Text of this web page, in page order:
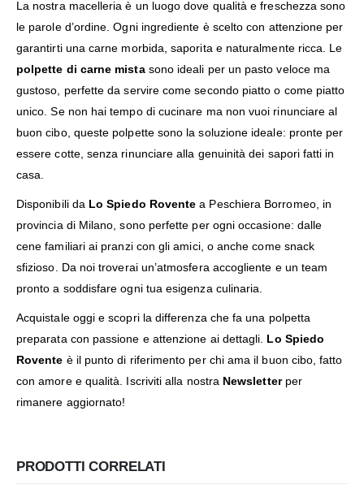
La nostra macelleria è un luogo dove qualità e freschezza sono
le parole d’ordine. Ogni ingrediente è scelto con attenzione per
garantirti una carne morbida, saporita e naturalmente ricca. Le
polpette di carne mistasono ideali per un pasto veloce ma
gustoso, perfette da servire come secondo piatto o come piatto
unico. Se non hai tempo di cucinare ma non vuoi rinunciare al
buon cibo, queste polpette sono la soluzione ideale: pronte per
essere cotte, senza rinunciare alla genuinità dei sapori fatti in
casa.
Disponibili da Lo Spiedo Rovente a Peschiera Borromeo, in
provincia di Milano, sono perfette per ogni occasione: dalle
cene familiari ai pranzi con gli amici, o anche come snack
sfizioso. Da noi troverai un’atmosfera accogliente e un team
pronto a soddisfare ogni tua esigenza culinaria.
Acquistale oggi e scopri la differenza che fa una polpetta
preparata con passione e attenzione ai dettagli. Lo Spiedo
Rovente è il punto di riferimento per chi ama il buon cibo, fatto
con amore e qualità. Iscriviti alla nostra Newsletterper
rimanere aggiornato!
PRODOTTI CORRELATI